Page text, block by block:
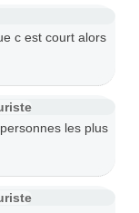
c est court alors
les plus